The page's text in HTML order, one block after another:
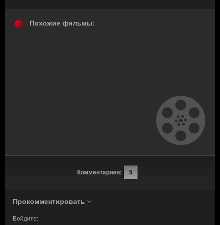
Похожие фильмы:
Комментариев: 5
Прокомментировать
Войдите: